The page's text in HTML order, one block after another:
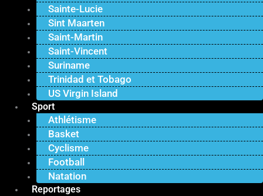
Sainte-Lucie
Sint Maarten
Saint-Martin
Saint-Vincent
Suriname
Trinidad et Tobago
US Virgin Island
Sport
Athlétisme
Basket
Cyclisme
Football
Natation
Reportages